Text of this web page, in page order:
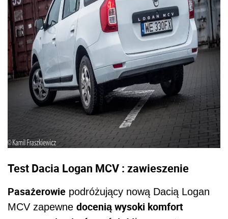
Test Dacia Logan MCV : zawieszenie
Pasażerowie podróżujący nową Dacią Logan
MCV zapewne docenią wysoki komfort